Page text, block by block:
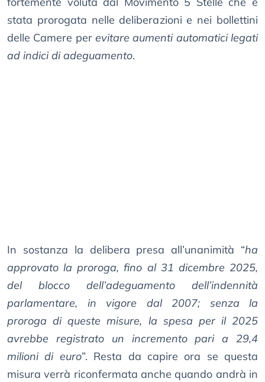
stata prorogata nelle deliberazioni e nei bollettini
delle Camere per evitare aumenti automatici legati
ad indici di adeguamento.
In sostanza la delibera presa all’unanimità “ha
approvato la proroga, fino al 31 dicembre 2025,
del blocco dell’adeguamento dell’indennità
parlamentare, in vigore dal 2007; senza la
proroga di queste misure, la spesa per il 2025
avrebbe registrato un incremento pari a 29,4
milioni di euro”. Resta da capire ora se questa
misura verrà riconfermata anche quando andrà in